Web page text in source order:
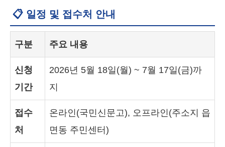
📋 일정 및 접수처 안내
구분 주요 내용
신청
기간
2026년 5월 18일(월) ~ 7월 17일(금)까
지
접수
처
온라인(국민신문고), 오프라인(주소지 읍
면동 주민센터)